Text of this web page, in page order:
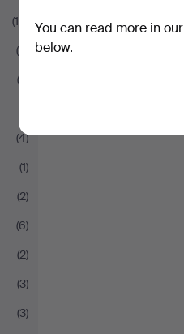
(16)
(4)
(2)
(4)
(1)
(2)
(6)
(2)
(3)
(3)
You can read more in our
below.